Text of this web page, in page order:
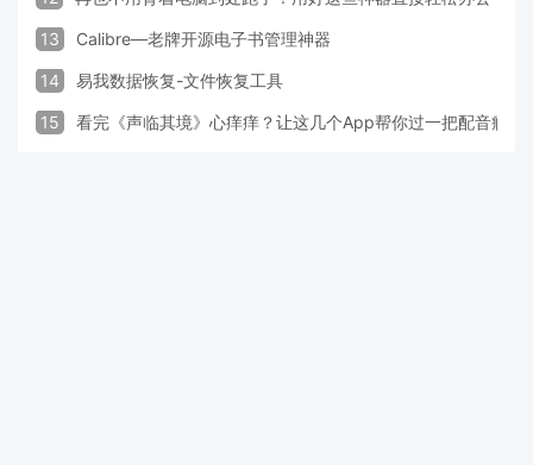
13 Calibre—老牌开源电子书管理神器
14 易我数据恢复-文件恢复工具
15 看完《声临其境》心痒痒？让这几个App帮你过一把配音瘾